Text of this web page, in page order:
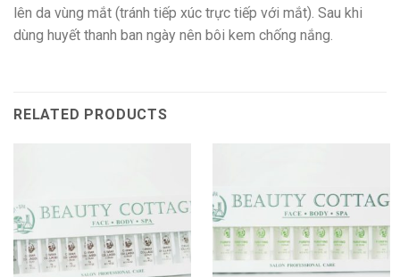
lên da vùng mắt (tránh tiếp xúc trực tiếp với mắt). Sau khi
dùng huyết thanh ban ngày nên bôi kem chống nắng.
RELATED PRODUCTS